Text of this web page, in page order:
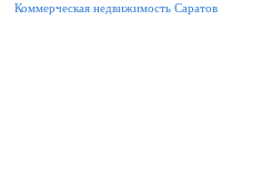
Коммерческая недвижимость Саратов